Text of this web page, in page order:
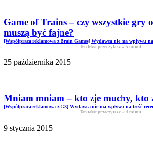
Game of Trains – czy wszystkie gry
muszą być fajne?
[Współpraca reklamowa z Brain Games] Wydawca nie ma wpływu
Ten tekst przeczytasz w 5 minut
25 października 2015
Mniam mniam – kto zje muchy, kto
[Współpraca reklamowa z G3] Wydawca nie ma wpływu na treść
Ten tekst przeczytasz w 4 minut
9 stycznia 2015